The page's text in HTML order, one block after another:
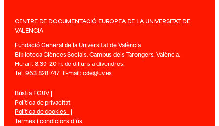
CENTRE DE DOCUMENTACIÓ EUROPEA DE LA UNIVERSITAT DE
VALENCIA
Fundació General de la Universitat de València
Biblioteca Ciènces Socials. Campus dels Tarongers. València.
Horari: 8.30-20 h. de dilluns a divendres.
Tel. 963 828 747 E-mail:cde@uv.es
Bústia FGUV|
Política de privacitat
Política de cookies |
Termes i condicions d’ús